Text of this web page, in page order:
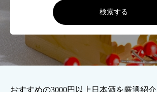
検索する
おすすめの3000円以上日本酒を厳選紹